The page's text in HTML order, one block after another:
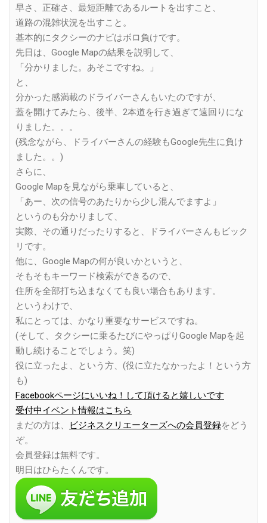
早さ、正確さ、最短距離であるルートを出すこと、
道路の混雑状況を出すこと。
基本的にタクシーのナビはボロ負けです。
先日は、Google Mapの結果を説明して、
「分かりました。あそこですね。」
と、
分かった感満載のドライバーさんもいたのですが、
蓋を開けてみたら、後半、2本道を行き過ぎて遠回りにな
りました。。。
(残念ながら、ドライバーさんの経験もGoogle先生に負け
ました。。)
さらに、
Google Mapを見ながら乗車していると、
「あー、次の信号のあたりから少し混んでますよ」
というのも分かりまして、
実際、その通りだったりすると、ドライバーさんもビック
リです。
他に、Google Mapの何が良いかというと、
そもそもキーワード検索ができるので、
住所を全部打ち込まなくても良い場合もあります。
というわけで、
私にとっては、かなり重要なサービスですね。
(そして、タクシーに乗るたびにやっぱりGoogle Mapを起
動し続けることでしょう。笑)
役に立ったよ、という方、(役に立たなかったよ！という方
も)
Facebookページにいいね！して頂けると嬉しいです
受付中イベント情報はこちら
まだの方は、
ビジネスクリエーターズへの会員登録をどう
ぞ。
会員登録は無料です。
明日はひらたくんです。